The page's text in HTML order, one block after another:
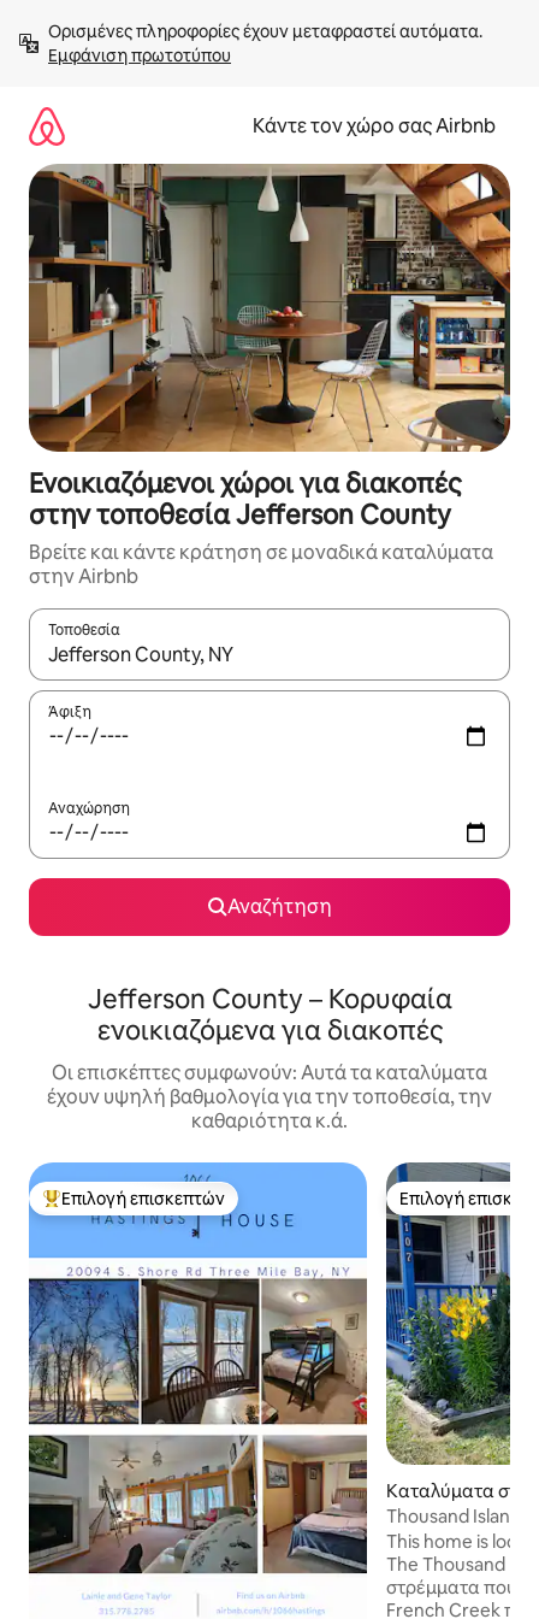
στο
περιεχόμενοΕμφάνιση πρωτοτύπου
Κάντε τον χώρο σας Airbnb
Ενοικιαζόμενοι χώροι για διακοπές
στην τοποθεσία Jefferson County
Βρείτε και κάντε κράτηση σε μοναδικά καταλύματα
στην Airbnb
Τοποθεσία
Όταν τα αποτελέσματα είναι διαθέσιμα, μπορείτε να
Άφιξη
Αναχώρηση
Αναζήτηση
Jefferson County – Κορυφαία
ενοικιαζόμενα για διακοπές
Οι επισκέπτες συμφωνούν: Αυτά τα καταλύματα
έχουν υψηλή βαθμολογία για την τοποθεσία, την
καθαριότητα κ.ά.
Κορυφαία επιλογή επισκεπτών
Επιλογή επισκεπτών Επιλογή
Επιλογή
Καταλύματα
yton
Thousand Island
Friendly & Quiet
This home is
The Thousand
στρέμματα που
French Creek που